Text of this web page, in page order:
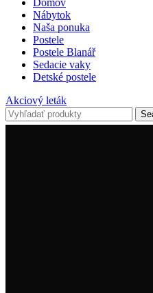
Domov
Nábytok
Naša ponuka
Postele
Postele Blanář
Sedacie vaky
Detské postele
Akciový leták